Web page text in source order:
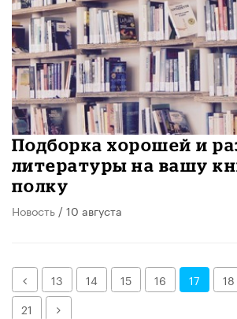
Подборка хорошей и
литературы на вашу
полку
Новость / 10 августа
Назад13 14 15 16 17 18
21
Далее